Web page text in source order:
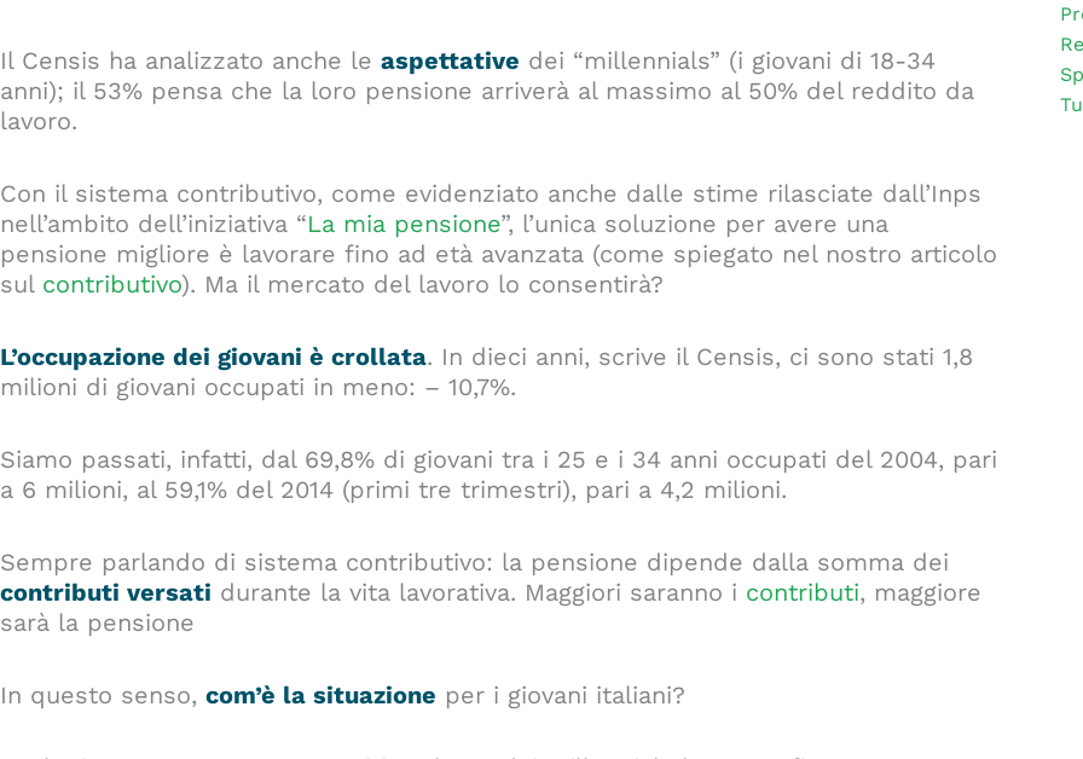
Il Censis ha analizzato anche le aspettative dei “millennials” (i giovani di 18-34
anni); il 53% pensa che la loro pensione arriverà al massimo al 50% del reddito da
lavoro.
Con il sistema contributivo, come evidenziato anche dalle stime rilasciate dall’Inps
nell’ambito dell’iniziativa “La mia pensione”, l’unica soluzione per avere una
pensione migliore è lavorare fino ad età avanzata (come spiegato nel nostro articolo
sul contributivo). Ma il mercato del lavoro lo consentirà?
L’occupazione dei giovani è crollata. In dieci anni, scrive il Censis, ci sono stati 1,8
milioni di giovani occupati in meno: – 10,7%.
Siamo passati, infatti, dal 69,8% di giovani tra i 25 e i 34 anni occupati del 2004, pari
a 6 milioni, al 59,1% del 2014 (primi tre trimestri), pari a 4,2 milioni.
Sempre parlando di sistema contributivo: la pensione dipende dalla somma dei
contributi versati durante la vita lavorativa. Maggiori saranno i contributi, maggiore
sarà la pensione
In questo senso, com’è la situazione per i giovani italiani?